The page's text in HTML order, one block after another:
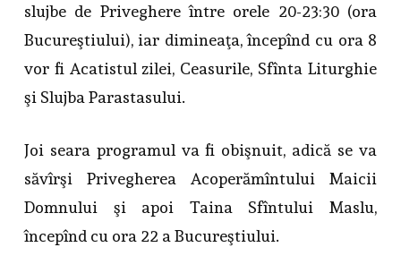
slujbe de Priveghere între orele 20-23:30 (ora
Bucureştiului), iar dimineaţa, începînd cu ora 8
vor fi Acatistul zilei, Ceasurile, Sfînta Liturghie
şi Slujba Parastasului.
Joi seara programul va fi obişnuit, adică se va
săvîrşi Privegherea Acoperămîntului Maicii
Domnului şi apoi Taina Sfîntului Maslu,
începînd cu ora 22 a Bucureştiului.